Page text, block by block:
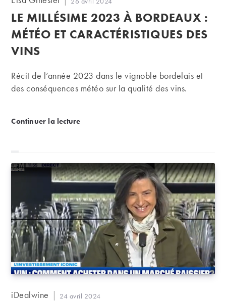
la
publication :
publiée :
LE MILLÉSIME 2023 À BORDEAUX :
MÉTÉO ET CARACTÉRISTIQUES DES
VINS
Récit de l’année 2023 dans le vignoble bordelais et
des conséquences météo sur la qualité des vins.
Continuer la lectureLe millésime 2023 à Bordeaux : météo et
Auteur/autrice
iDealwine
Publication
24 avril 2024